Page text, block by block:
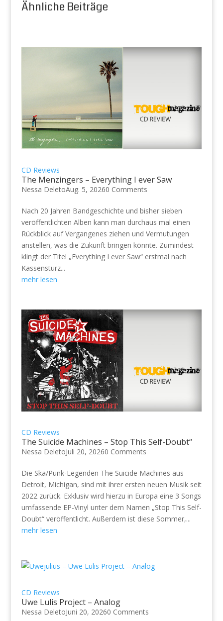
Ähnliche Beiträge
CD Reviews
The Menzingers – Everything I ever Saw
Nessa DeletoAug. 5, 20260 Comments
Nach 20 Jahren Bandgeschichte und bisher sieben
veröffentlichten Alben kann man durchaus mal einen
Rückblick auf Vergangenes ziehen und Vermutungen
anstellen, was die Zukunft bringen könnte. Zumindest
klingt der Titel „Everything I ever Saw“ erstmal nach
Kassensturz...
mehr lesen
CD Reviews
The Suicide Machines – Stop This Self-Doubt“
Nessa DeletoJuli 20, 20260 Comments
Die Ska/Punk-Legenden The Suicide Machines aus
Detroit, Michigan, sind mit ihrer ersten neuen Musik seit
2022 zurück. Exklusiv wird hierzu in Europa eine 3 Songs
umfassende EP-Vinyl unter dem Namen „Stop This Self-
Doubt“ veröffentlicht. Außerdem ist diese Sommer,...
mehr lesen
CD Reviews
Uwe Lulis Project – Analog
Nessa DeletoJuni 20, 20260 Comments